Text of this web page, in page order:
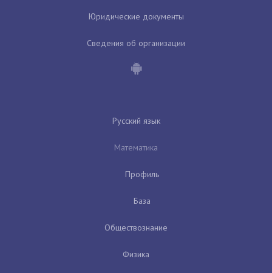
Юридические документы
Сведения об организации
Русский язык
Математика
Профиль
База
Обществознание
Физика